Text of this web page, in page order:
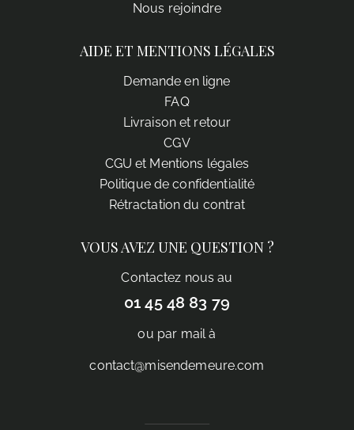
Nous rejoindre
AIDE ET MENTIONS LÉGALES
Demande en ligne
FAQ
Livraison et retour
CGV
CGU et Mentions légales
Politique de confidentialité
Rétractation du contrat
VOUS AVEZ UNE QUESTION ?
Contactez nous au
01 45 48 83 79
ou par mail à
contact@misendemeure.com